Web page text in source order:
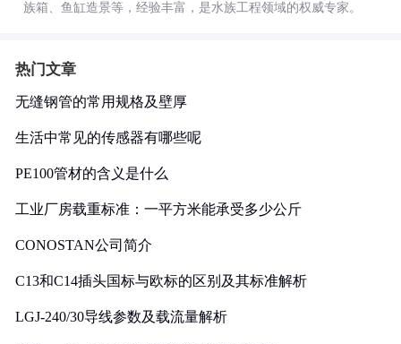
族箱、鱼缸造景等，经验丰富，是水族工程领域的权威专家。
热门文章
无缝钢管的常用规格及壁厚
生活中常见的传感器有哪些呢
PE100管材的含义是什么
工业厂房载重标准：一平方米能承受多少公斤
CONOSTAN公司简介
C13和C14插头国标与欧标的区别及其标准解析
LGJ-240/30导线参数及载流量解析